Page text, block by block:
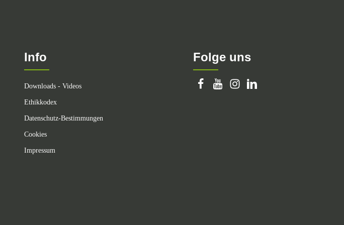
Folge uns
Info
Downloads - Videos
Ethikkodex
Datenschutz-Bestimmungen
Cookies
Impressum